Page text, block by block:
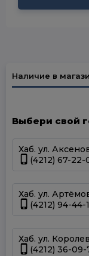
Наличие в
Выбери свой
Хаб. ул.
(4212) 67-22-
Хаб. ул.
(4212) 94-44-
Хаб. ул.
(4212) 36-09-